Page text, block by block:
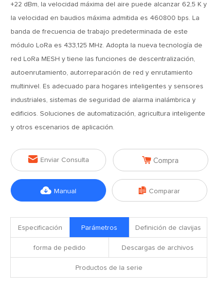
+22 dBm, la velocidad máxima del aire puede alcanzar 62,5 K y
la velocidad en baudios máxima admitida es 460800 bps. La
banda de frecuencia de trabajo predeterminada de este
módulo LoRa es 433,125 MHz. Adopta la nueva tecnología de
red LoRa MESH y tiene las funciones de descentralización,
autoenrutamiento, autorreparación de red y enrutamiento
multinivel. Es adecuado para hogares inteligentes y sensores
industriales, sistemas de seguridad de alarma inalámbrica y
edificios. Soluciones de automatización, agricultura inteligente
y otros escenarios de aplicación.
 Enviar Consulta  Compra
 Manual  Comparar
Especificación Parámetros Definición de clavijas
forma de pedido Descargas de archivos
Productos de la serie